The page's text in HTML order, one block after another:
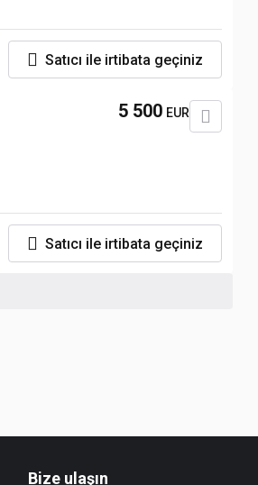
Satıcı ile irtibata geçiniz
5 500 EUR
Satıcı ile irtibata geçiniz
Bize ulaşın